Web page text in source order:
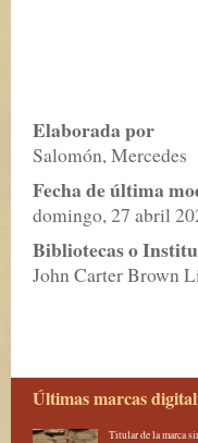
Elaborada por
Salomón, Mercedes
Fecha de última
domingo, 27 abril
Bibliotecas o
John Carter Brown
Últimas marcas
Titular de la marca